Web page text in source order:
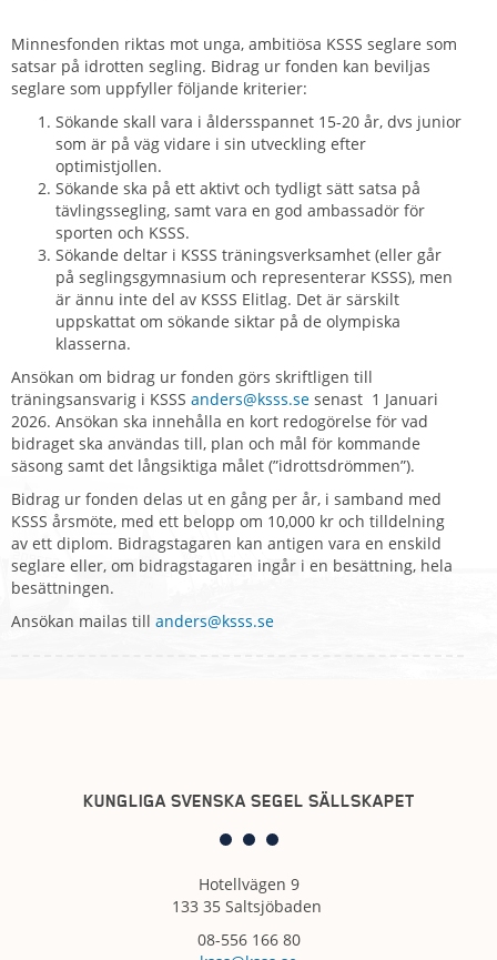
Minnesfonden riktas mot unga, ambitiösa KSSS seglare som
satsar på idrotten segling. Bidrag ur fonden kan beviljas
seglare som uppfyller följande kriterier:
Sökande skall vara i åldersspannet 15-20 år, dvs junior
som är på väg vidare i sin utveckling efter
optimistjollen.
Sökande ska på ett aktivt och tydligt sätt satsa på
tävlingssegling, samt vara en god ambassadör för
sporten och KSSS.
Sökande deltar i KSSS träningsverksamhet (eller går
på seglingsgymnasium och representerar KSSS), men
är ännu inte del av KSSS Elitlag. Det är särskilt
uppskattat om sökande siktar på de olympiska
klasserna.
Ansökan om bidrag ur fonden görs skriftligen till
träningsansvarig i KSSS anders@ksss.se senast 1 Januari
2026. Ansökan ska innehålla en kort redogörelse för vad
bidraget ska användas till, plan och mål för kommande
säsong samt det långsiktiga målet (”idrottsdrömmen”).
Bidrag ur fonden delas ut en gång per år, i samband med
KSSS årsmöte, med ett belopp om 10,000 kr och tilldelning
av ett diplom. Bidragstagaren kan antigen vara en enskild
seglare eller, om bidragstagaren ingår i en besättning, hela
besättningen.
Ansökan mailas till anders@ksss.se
KUNGLIGA SVENSKA SEGEL SÄLLSKAPET
Hotellvägen 9
133 35 Saltsjöbaden
08-556 166 80